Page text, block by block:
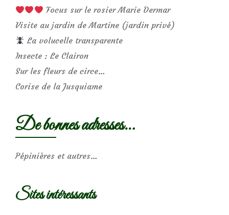
Focus sur le rosier Marie Dermar
Visite au jardin de Martine (jardin privé)
La volucelle transparente
Insecte : Le Clairon
Sur les fleurs de circe…
Corise de la Jusquiame
De bonnes adresses…
Pépinières et autres…
Sites intéressants